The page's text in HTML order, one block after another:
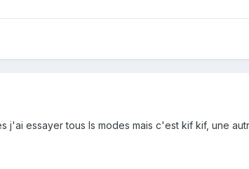
j'ai essayer tous ls modes mais c'est kif kif, une